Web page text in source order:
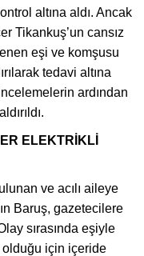
altına aldı. Ancak
Tikankuş’un cansız
eşi ve komşusu
tedavi altına
ardından
ELEKTRİKLİ
ve acılı aileye
Baruş, gazetecilere
sırasında eşiyle
olduğu için içeride